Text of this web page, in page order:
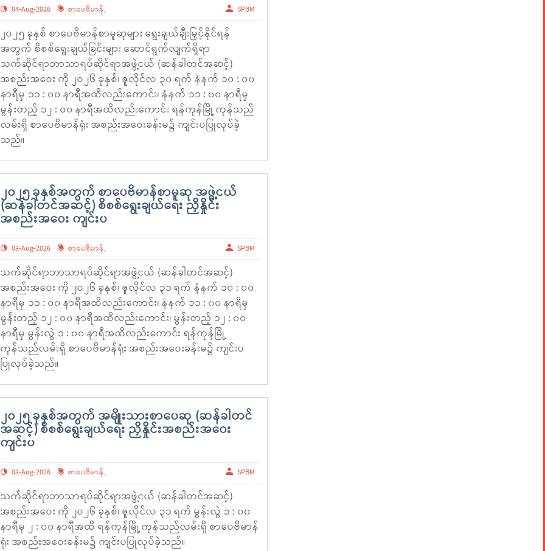
04-Aug-2026 စာပေဗိမာန်, SPBM
၂ဝ၂၅ ခုနှစ် စာပေဗိမာန်စာမူဆုများ ရွေးချယ်ချီးမြှင့်နိုင်ရန်
အတွက် စိစစ်ရွေးချယ်ခြင်းများ ဆောင်ရွက်လျက်ရှိရာ
သက်ဆိုင်ရာဘာသာရပ်ဆိုင်ရာအဖွဲ့ငယ် (ဆန်ခါတင်အဆင့်)
အစည်းအဝေး ကို ၂ဝ၂၆ ခုနှစ်၊ ဇူလိုင်လ ၃၀ ရက် နံနက် ၁၀ : ၀၀
နာရီမှ ၁၁ : ၀၀ နာရီအထိလည်းကောင်း၊ နံနက် ၁၁ : ၀၀ နာရီမှ
မွန်းတည့် ၁၂ : ၀၀ နာရီအထိလည်းကောင်း ရန်ကုန်မြို့ ကုန်သည်
လမ်းရှိ စာပေဗိမာန်ရုံး အစည်းအဝေးခန်းမ၌ ကျင်းပပြုလုပ်ခဲ့
သည်။
၂၀၂၅ ခုနှစ်အတွက် စာပေဗိမာန်စာမူဆု အဖွဲ့ငယ်
(ဆန်ခါတင်အဆင့်) စိစစ်ရွေးချယ်ရေး ညှိနှိုင်း
အစည်းအဝေး ကျင်းပ
03-Aug-2026 စာပေဗိမာန်, SPBM
သက်ဆိုင်ရာဘာသာရပ်ဆိုင်ရာအဖွဲ့ငယ် (ဆန်ခါတင်အဆင့်)
အစည်းအဝေး ကို ၂ဝ၂၆ ခုနှစ်၊ ဇူလိုင်လ ၃၁ ရက် နံနက် ၁၀ : ၀၀
နာရီမှ ၁၁ : ၀၀ နာရီအထိလည်းကောင်း၊ နံနက် ၁၁ : ၀၀ နာရီမှ
မွန်းတည့် ၁၂ : ၀၀ နာရီအထိလည်းကောင်း၊ မွန်းတည့် ၁၂ : ၀၀
နာရီမှ မွန်းလွဲ ၁ : ၀၀ နာရီအထိလည်းကောင်း ရန်ကုန်မြို့
ကုန်သည်လမ်းရှိ စာပေဗိမာန်ရုံး အစည်းအဝေးခန်းမ၌ ကျင်းပ
ပြုလုပ်ခဲ့သည်။
၂၀၂၅ ခုနှစ်အတွက် အမျိုးသားစာပေဆု (ဆန်ခါတင်
အဆင့်) စိစစ်ရွေးချယ်ရေး ညှိနှိုင်းအစည်းအဝေး
ကျင်းပ
03-Aug-2026 စာပေဗိမာန်, SPBM
သက်ဆိုင်ရာဘာသာရပ်ဆိုင်ရာအဖွဲ့ငယ် (ဆန်ခါတင်အဆင့်)
အစည်းအဝေး ကို ၂ဝ၂၆ ခုနှစ်၊ ဇူလိုင်လ ၃၁ ရက် မွန်းလွဲ ၁ : ၀၀
နာရီမှ ၂ : ၀၀ နာရီအထိ ရန်ကုန်မြို့ ကုန်သည်လမ်းရှိ စာပေဗိမာန်
ရုံး အစည်းအဝေးခန်းမ၌ ကျင်းပပြုလုပ်ခဲ့သည်။